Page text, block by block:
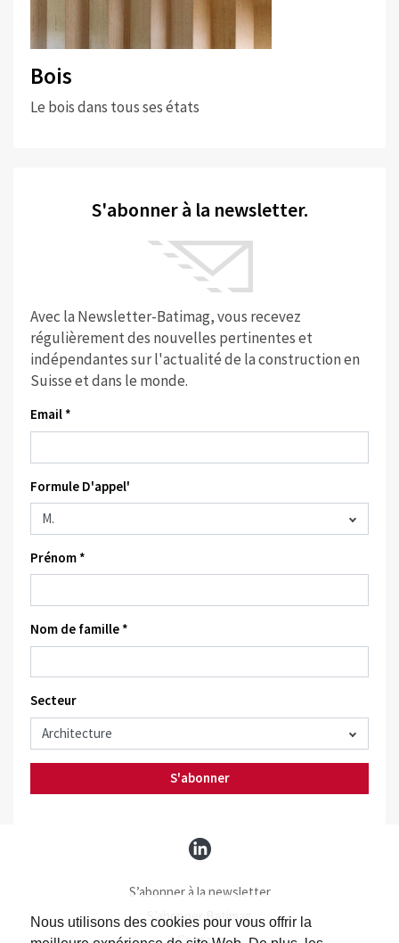
Nous utilisons des cookies pour vous offrir la
Bois
Le bois dans tous ses états
S'abonner à la newsletter.
Avec la Newsletter-Batimag, vous recevez
régulièrement des nouvelles pertinentes et
indépendantes sur l'actualité de la construction en
Suisse et dans le monde.
Email *
Formule D'appel'
Prénom *
Nom de famille *
Secteur
S'abonner
S’abonner à la newsletter
S’abonner Batimag